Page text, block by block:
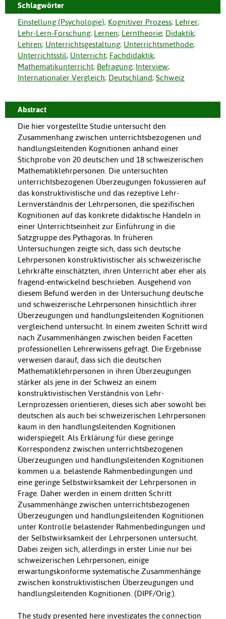
Schlagwörter
Einstellung (Psychologie); Kognitiver Prozess; Lehrer;
Lehr-Lern-Forschung; Lernen; Lerntheorie; Didaktik;
Lehren; Unterrichtsgestaltung; Unterrichtsmethode;
Unterrichtsstil; Unterricht; Fachdidaktik;
Mathematikunterricht; Befragung; Interview;
Internationaler Vergleich; Deutschland; Schweiz
Abstract
Die hier vorgestellte Studie untersucht den
Zusammenhang zwischen unterrichtsbezogenen und
handlungsleitenden Kognitionen anhand einer
Stichprobe von 20 deutschen und 18 schweizerischen
Mathematiklehrpersonen. Die untersuchten
unterrichtsbezogenen Überzeugungen fokussieren auf
das konstruktivistische und das rezeptive Lehr-
Lernverständnis der Lehrpersonen, die spezifischen
Kognitionen auf das konkrete didaktische Handeln in
einer Unterrichtseinheit zur Einführung in die
Satzgruppe des Pythagoras. In früheren
Untersuchungen zeigte sich, dass sich deutsche
Lehrpersonen konstruktivistischer als schweizerische
Lehrkräfte einschätzten, ihren Unterricht aber eher als
fragend-entwickelnd beschrieben. Ausgehend von
diesem Befund werden in der Untersuchung deutsche
und schweizerische Lehrpersonen hinsichtlich ihrer
Überzeugungen und handlungsleitenden Kognitionen
vergleichend untersucht. In einem zweiten Schritt wird
nach Zusammenhängen zwischen beiden Facetten
professionellen Lehrerwissens gefragt. Die Ergebnisse
verweisen darauf, dass sich die deutschen
Mathematiklehrpersonen in ihren Überzeugungen
stärker als jene in der Schweiz an einem
konstruktivistischen Verständnis von Lehr-
Lernprozessen orientieren, dieses sich aber sowohl bei
deutschen als auch bei schweizerischen Lehrpersonen
kaum in den handlungsleitenden Kognitionen
widerspiegelt. Als Erklärung für diese geringe
Korrespondenz zwischen unterrichtsbezogenen
Überzeugungen und handlungsleitenden Kognitionen
kommen u.a. belastende Rahmenbedingungen und
eine geringe Selbstwirksamkeit der Lehrpersonen in
Frage. Daher werden in einem dritten Schritt
Zusammenhänge zwischen unterrichtsbezogenen
Überzeugungen und handlungsleitenden Kognitionen
unter Kontrolle belastender Rahmenbedingungen und
der Selbstwirksamkeit der Lehrpersonen untersucht.
Dabei zeigen sich, allerdings in erster Linie nur bei
schweizerischen Lehrpersonen, einige
erwartungskonforme systematische Zusammenhänge
zwischen konstruktivistischen Überzeugungen und
handlungsleitenden Kognitionen. (DIPF/Orig.).
The study presented here investigates the connection